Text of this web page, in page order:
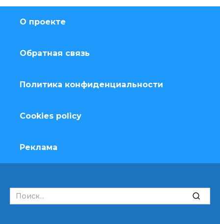
О проекте
Обратная связь
Политика конфиденциальности
Cookies policy
Реклама
Search
for: